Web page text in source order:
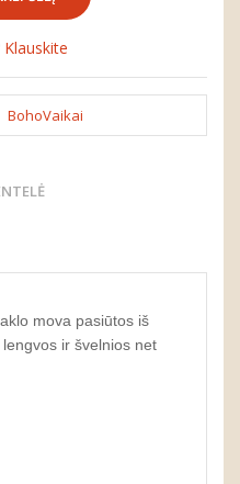
Klauskite
BohoVaikai
mova pasiūtos iš
ir švelnios net